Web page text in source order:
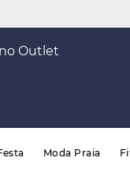
Outlet
Moda Praia